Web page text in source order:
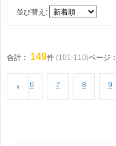
並び替え:
合計： 149件 (101-110)ページ
6 7 8 9